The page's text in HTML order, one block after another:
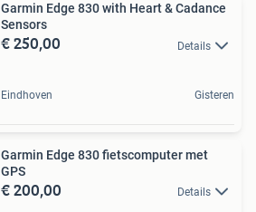
Garmin Edge 830 with Heart & Cadance
Sensors
€ 250,00 Details
Eindhoven Gisteren
Garmin Edge 830 fietscomputer met
GPS
€ 200,00 Details